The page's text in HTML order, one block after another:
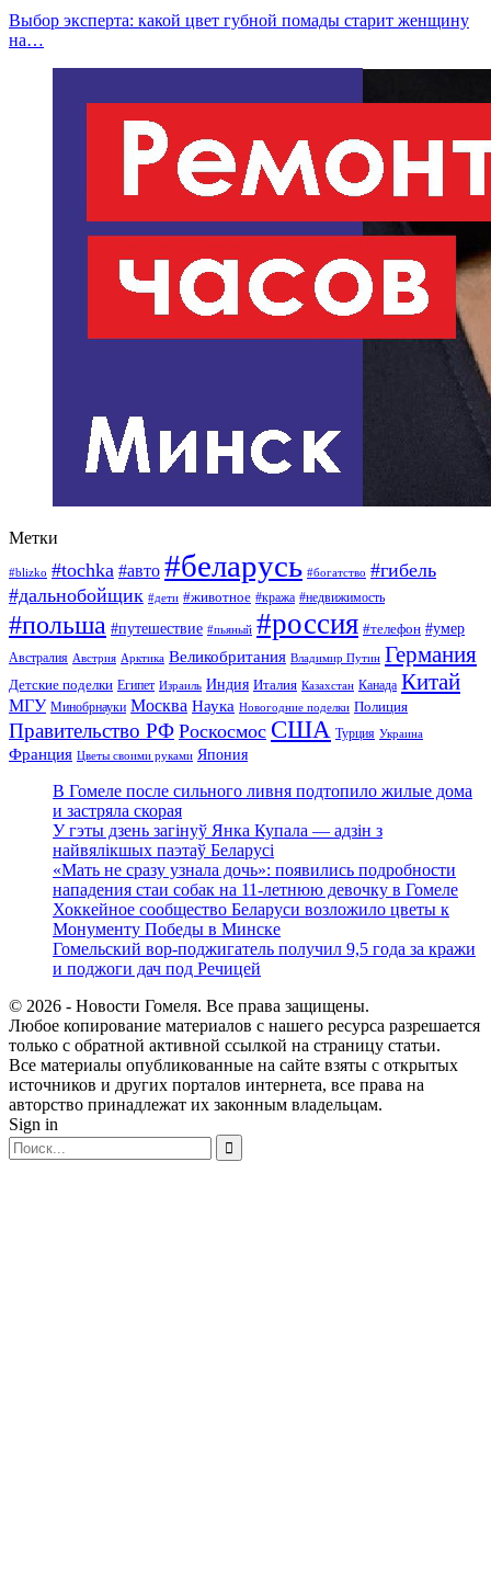
Выбор эксперта: какой цвет губной помады старит женщину
на…
Метки
#blizko #tochka #авто #беларусь #богатство #гибель
#дальнобойщик #дети #животное #кража #недвижимость
#польша #путешествие #пьяный #россия #телефон #умер
Австралия Австрия Арктика Великобритания Владимир Путин Германия
Детские поделки Египет Израиль Индия Италия Казахстан Канада Китай
МГУ Минобрнауки Москва Наука Новогодние поделки Полиция
Правительство РФ Роскосмос США Турция Украина
Франция Цветы своими руками Япония
В Гомеле после сильного ливня подтопило жилые дома
и застряла скорая
У гэты дзень загінуў Янка Купала — адзін з
найвялікшых паэтаў Беларусі
«Мать не сразу узнала дочь»: появились подробности
нападения стаи собак на 11-летнюю девочку в Гомеле
Хоккейное сообщество Беларуси возложило цветы к
Монументу Победы в Минске
Гомельский вор-поджигатель получил 9,5 года за кражи
и поджоги дач под Речицей
© 2026 - Новости Гомеля. Все права защищены.
Любое копирование материалов с нашего ресурса разрешается
только с обратной активной ссылкой на страницу статьи.
Все материалы опубликованные на сайте взяты с открытых
источников и других порталов интернета, все права на
авторство принадлежат их законным владельцам.
Sign in